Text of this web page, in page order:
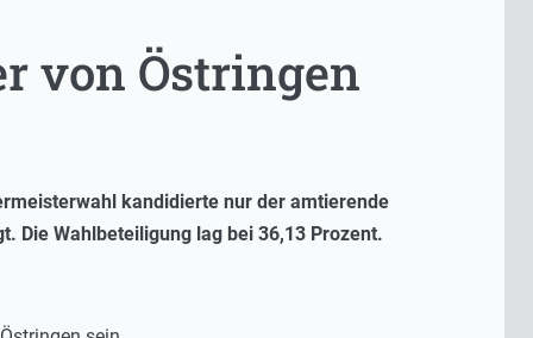
von Östringen
kandidierte nur der amtierende
Die Wahlbeteiligung lag bei 36,13 Prozent.